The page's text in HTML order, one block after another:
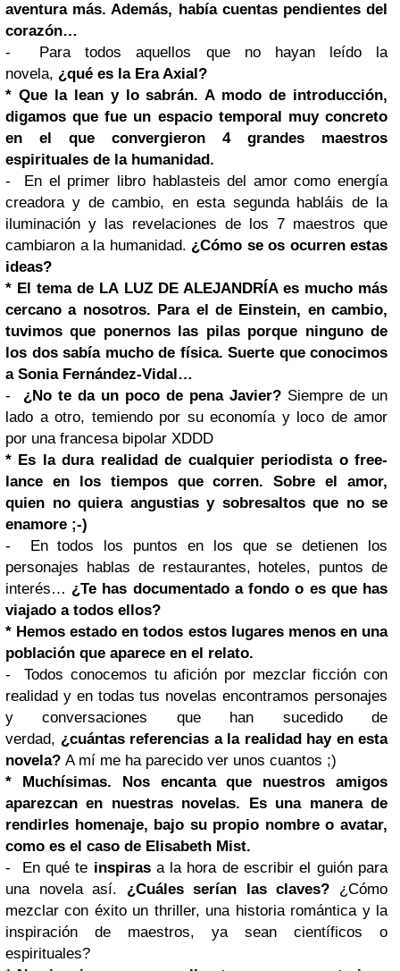
aventura más. Además, había cuentas pendientes del
corazón…
- Para todos aquellos que no hayan leído la
novela, ¿qué es la Era Axial?
* Que la lean y lo sabrán. A modo de introducción,
digamos que fue un espacio temporal muy concreto
en el que convergieron 4 grandes maestros
espirituales de la humanidad.
- En el primer libro hablasteis del amor como energía
creadora y de cambio, en esta segunda habláis de la
iluminación y las revelaciones de los 7 maestros que
cambiaron a la humanidad. ¿Cómo se os ocurren estas
ideas?
* El tema de LA LUZ DE ALEJANDRÍA es mucho más
cercano a nosotros. Para el de Einstein, en cambio,
tuvimos que ponernos las pilas porque ninguno de
los dos sabía mucho de física. Suerte que conocimos
a Sonia Fernández-Vidal…
- ¿No te da un poco de pena Javier? Siempre de un
lado a otro, temiendo por su economía y loco de amor
por una francesa bipolar XDDD
* Es la dura realidad de cualquier periodista o free-
lance en los tiempos que corren. Sobre el amor,
quien no quiera angustias y sobresaltos que no se
enamore ;-)
- En todos los puntos en los que se detienen los
personajes hablas de restaurantes, hoteles, puntos de
interés… ¿Te has documentado a fondo o es que has
viajado a todos ellos?
* Hemos estado en todos estos lugares menos en una
población que aparece en el relato.
- Todos conocemos tu afición por mezclar ficción con
realidad y en todas tus novelas encontramos personajes
y conversaciones que han sucedido de
verdad, ¿cuántas referencias a la realidad hay en esta
novela? A mí me ha parecido ver unos cuantos ;)
* Muchísimas. Nos encanta que nuestros amigos
aparezcan en nuestras novelas. Es una manera de
rendirles homenaje, bajo su propio nombre o avatar,
como es el caso de Elisabeth Mist.
- En qué te inspirasa la hora de escribir el guión para
una novela así. ¿Cuáles serían las claves? ¿Cómo
mezclar con éxito un thriller, una historia romántica y la
inspiración de maestros, ya sean científicos o
espirituales?